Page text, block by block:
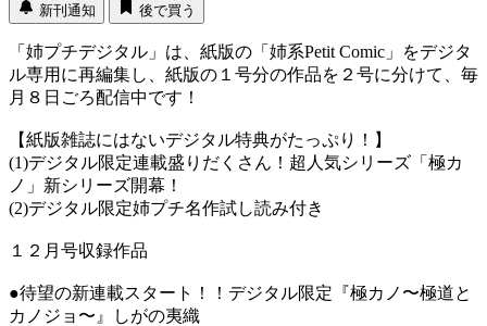
新刊通知 後で買う
「姉プチデジタル」は、紙版の「姉系Petit Comic」をデジタ
ル専用に再編集し、紙版の１号分の作品を２号に分けて、毎
月８日ごろ配信中です！
【紙版雑誌にはないデジタル特典がたっぷり！】
(1)デジタル限定連載盛りだくさん！超人気シリーズ「極カ
ノ」新シリーズ開幕！
(2)デジタル限定姉プチ名作試し読み付き
１２月号収録作品
●待望の新連載スタート！！デジタル限定『極カノ〜極道と
カノジョ〜』しがの夷織